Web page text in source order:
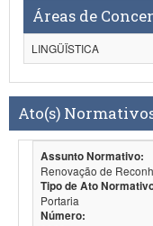
Áreas de
LINGÜÏSTICA
Ato(s)
Assunto Normativo:
Renovação de
Tipo de Ato
Portaria
Número: